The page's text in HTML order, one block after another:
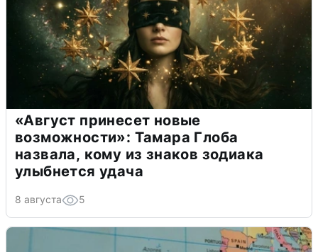
«Август принесет новые
возможности»: Тамара Глоба
назвала, кому из знаков зодиака
улыбнется удача
8 августа 5